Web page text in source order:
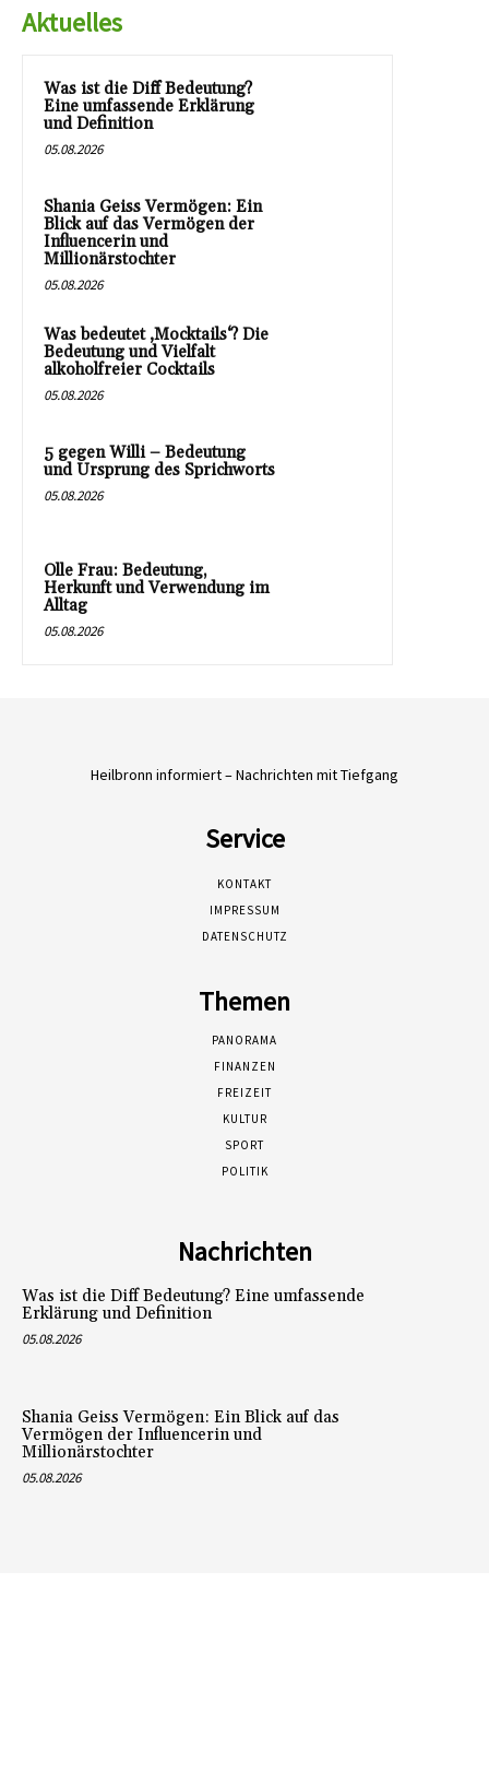
Aktuelles
Was ist die Diff Bedeutung?
Eine umfassende Erklärung
und Definition
05.08.2026
Shania Geiss Vermögen: Ein
Blick auf das Vermögen der
Influencerin und
Millionärstochter
05.08.2026
Was bedeutet ‚Mocktails‘? Die
Bedeutung und Vielfalt
alkoholfreier Cocktails
05.08.2026
5 gegen Willi – Bedeutung
und Ursprung des Sprichworts
05.08.2026
Olle Frau: Bedeutung,
Herkunft und Verwendung im
Alltag
05.08.2026
Heilbronn informiert – Nachrichten mit Tiefgang
Service
KONTAKT
IMPRESSUM
DATENSCHUTZ
Themen
PANORAMA
FINANZEN
FREIZEIT
KULTUR
SPORT
POLITIK
Nachrichten
Was ist die Diff Bedeutung? Eine umfassende
Erklärung und Definition
05.08.2026
Shania Geiss Vermögen: Ein Blick auf das
Vermögen der Influencerin und
Millionärstochter
05.08.2026